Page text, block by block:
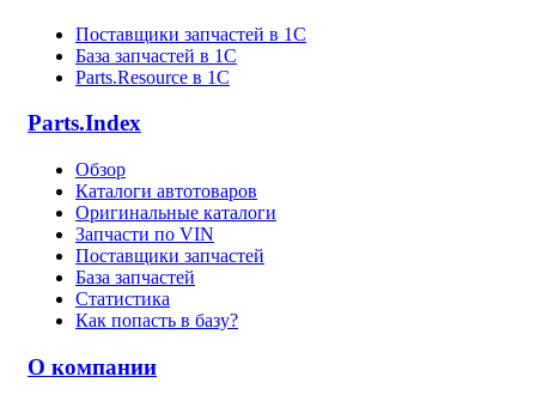
Поставщики запчастей в 1C
База запчастей в 1С
Parts.Resource в 1C
Parts.Index
Обзор
Каталоги автотоваров
Оригинальные каталоги
Запчасти по VIN
Поставщики запчастей
База запчастей
Статистика
Как попасть в базу?
О компании